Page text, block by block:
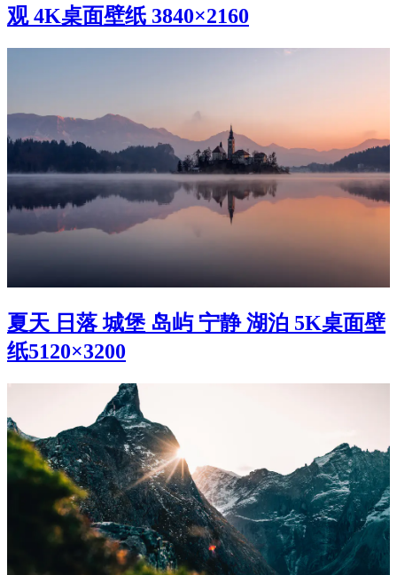
观 4K桌面壁纸 3840×2160
夏天 日落 城堡 岛屿 宁静 湖泊 5K桌面壁
纸5120×3200